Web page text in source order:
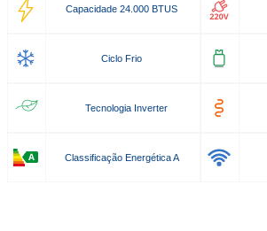
Capacidade 24.000 BTUS
Ciclo Frio
Tecnologia Inverter
Classificação Energética A